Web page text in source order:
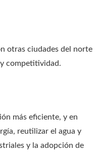
otras ciudades del norte
competitividad.
más eficiente, y en
reutilizar el agua y
y la adopción de